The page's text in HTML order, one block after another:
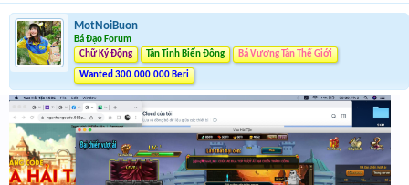
MotNoiBuon
Bá Đạo Forum
Chữ Ký Động
Tân Tinh Biển Đông Bá Vương Tân Thế Giới
Wanted 300.000.000 Beri